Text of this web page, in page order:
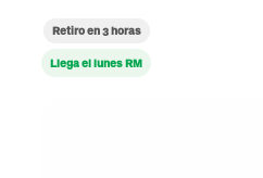
Retiro en 3 horas
Llega el lunes RM